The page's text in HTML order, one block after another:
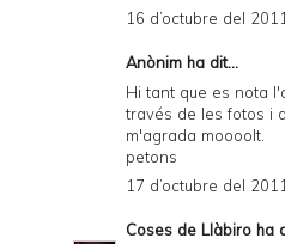
16 d’octubre del
Anònim ha dit...
Hi tant que es nota
través de les fotos i
m'agrada moooolt.
petons
17 d’octubre del
Coses de Llàbiro ha